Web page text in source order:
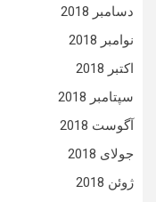
دسامبر 2018
نوامبر 2018
اکتبر 2018
سپتامبر 2018
آگوست 2018
جولای 2018
ژوئن 2018